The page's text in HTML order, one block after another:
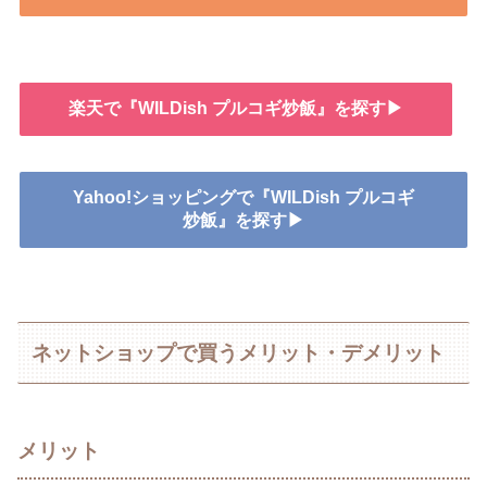
楽天で『WILDish プルコギ炒飯』を探す▶
Yahoo!ショッピングで『WILDish プルコギ
炒飯』を探す▶
ネットショップで買うメリット・デメリット
メリット